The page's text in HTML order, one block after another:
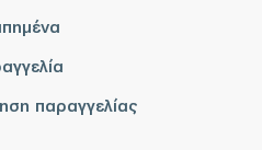
παραγγελίας